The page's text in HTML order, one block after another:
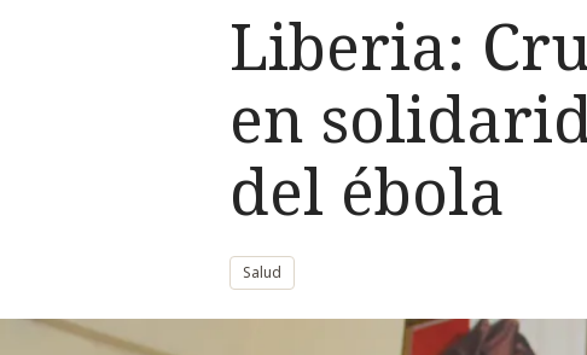
Liberia:
en
del ébola
Salud